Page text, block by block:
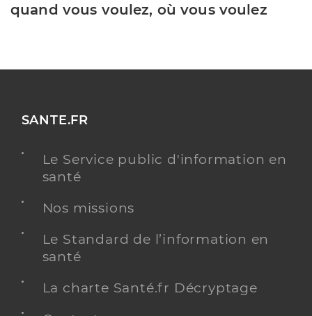
quand vous voulez, où vous voulez
SANTE.FR
Le Service public d'information en
santé
Nos missions
Le Standard de l’information en
santé
La charte Santé.fr Décryptage